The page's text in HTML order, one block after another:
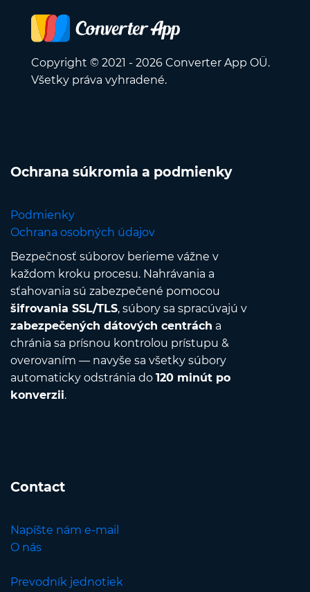
Copyright © 2021 - 2026 Converter App OÜ.
Všetky práva vyhradené.
Ochrana súkromia a podmienky
Podmienky
Ochrana osobných údajov
Bezpečnosť súborov berieme vážne v
každom kroku procesu. Nahrávania a
sťahovania sú zabezpečené pomocou
šifrovania SSL/TLS, súbory sa spracúvajú v
zabezpečených dátových centrách a
chránia sa prísnou kontrolou prístupu &
overovaním — navyše sa všetky súbory
automaticky odstránia do 120 minút po
konverzii.
Contact
Napíšte nám e-mail
O nás
Prevodník jednotiek